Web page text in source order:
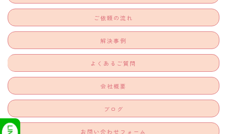
ご依頼の流れ
解決事例
よくあるご質問
会社概要
ブログ
お問い合わせフォーム